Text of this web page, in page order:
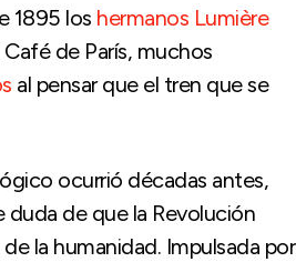
1895 los hermanos Lumière
de París, muchos
al pensar que el tren que se
ocurrió décadas antes,
duda de que la Revolución
la humanidad. Impulsada por